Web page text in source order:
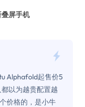
屏手机
Alphafold起售价5
以为越贵配置越
价格的，是小牛